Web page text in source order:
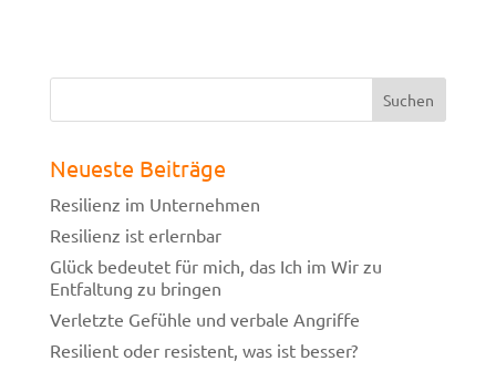
Neueste Beiträge
Resilienz im Unternehmen
Resilienz ist erlernbar
Glück bedeutet für mich, das Ich im Wir zu
Entfaltung zu bringen
Verletzte Gefühle und verbale Angriffe
Resilient oder resistent, was ist besser?